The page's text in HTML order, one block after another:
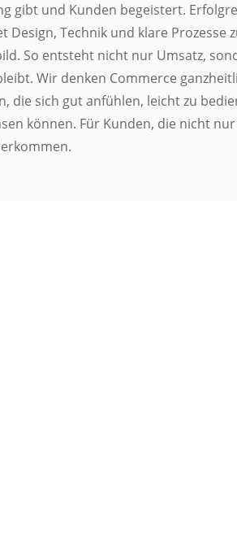
gibt und Kunden begeistert.
Design, Technik und klare Prozesse
So entsteht nicht nur Umsatz,
Wir denken Commerce
die sich gut anfühlen, leicht zu
können. Für Kunden, die nicht